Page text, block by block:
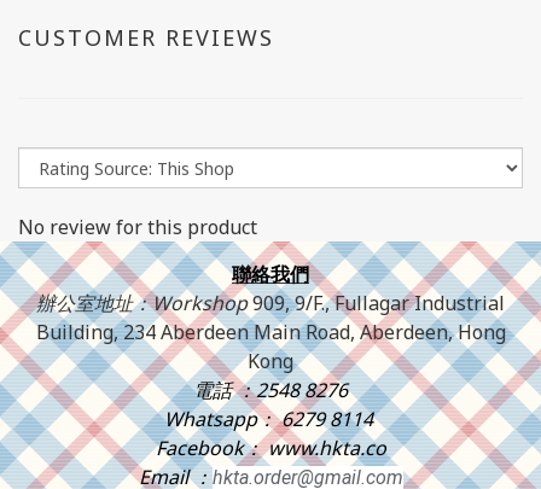
CUSTOMER REVIEWS
No review for this product
聯絡我們
辦公室地址：Workshop909, 9/F., Fullagar Industrial
Building, 234 Aberdeen Main Road, Aberdeen, Hong
Kong
電話 ：2548 8276
Whatsapp： 6279 8114
Facebook： www.hkta.co
Email ： hkta.order@gmail.com